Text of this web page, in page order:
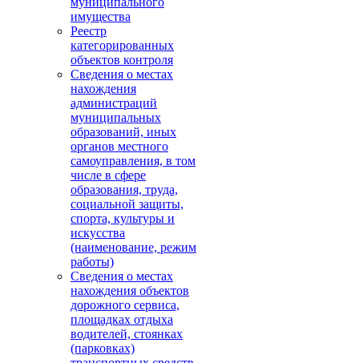
имущества
Реестр
категорированных
объектов контроля
Сведения о местах
нахождения
администраций
муниципальных
образований, иных
органов местного
самоуправления, в том
числе в сфере
образования, труда,
социальной защиты,
спорта, культуры и
искусства
(наименование, режим
работы)
Сведения о местах
нахождения объектов
дорожного сервиса,
площадках отдыха
водителей, стоянках
(парковках)